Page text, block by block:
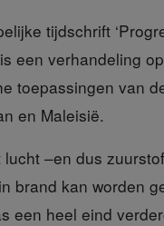
tijdschrift
een verhandeling
toepassingen van
en Maleisië.
lucht –en dus
brand kan worden
een heel eind